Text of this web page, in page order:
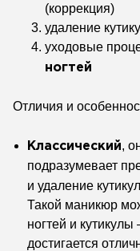
(коррекция)
удаление
уходовые
ногтей
Отличия и
Классический,
подразумевает
и удаление
Такой маникюр
ногтей и кутикулы
достигается